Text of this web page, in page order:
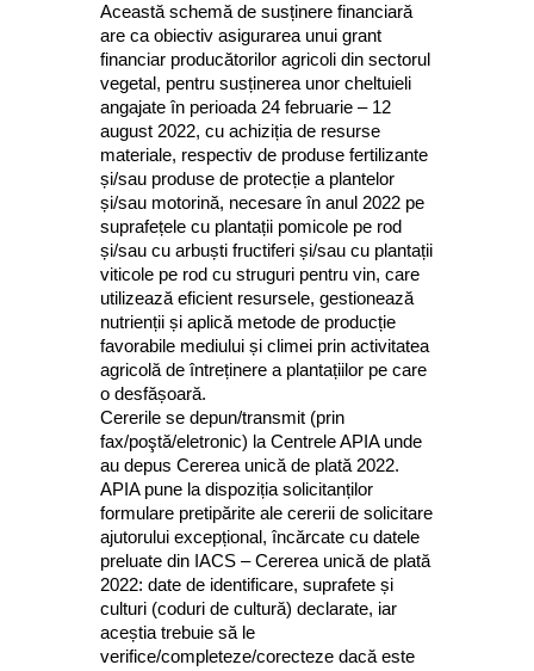
Această schemă de susținere financiară
are ca obiectiv asigurarea unui grant
financiar producătorilor agricoli din sectorul
vegetal, pentru susținerea unor cheltuieli
angajate în perioada 24 februarie – 12
august 2022, cu achiziția de resurse
materiale, respectiv de produse fertilizante
și/sau produse de protecție a plantelor
și/sau motorină, necesare în anul 2022 pe
suprafețele cu plantații pomicole pe rod
și/sau cu arbuști fructiferi și/sau cu plantații
viticole pe rod cu struguri pentru vin, care
utilizează eficient resursele, gestionează
nutrienții și aplică metode de producție
favorabile mediului și climei prin activitatea
agricolă de întreținere a plantațiilor pe care
o desfășoară.
Cererile se depun/transmit (prin
fax/poştă/eletronic) la Centrele APIA unde
au depus Cererea unică de plată 2022.
APIA pune la dispoziția solicitanților
formulare pretipărite ale cererii de solicitare
ajutorului excepțional, încărcate cu datele
preluate din IACS – Cererea unică de plată
2022: date de identificare, suprafete și
culturi (coduri de cultură) declarate, iar
aceștia trebuie să le
verifice/completeze/corecteze dacă este